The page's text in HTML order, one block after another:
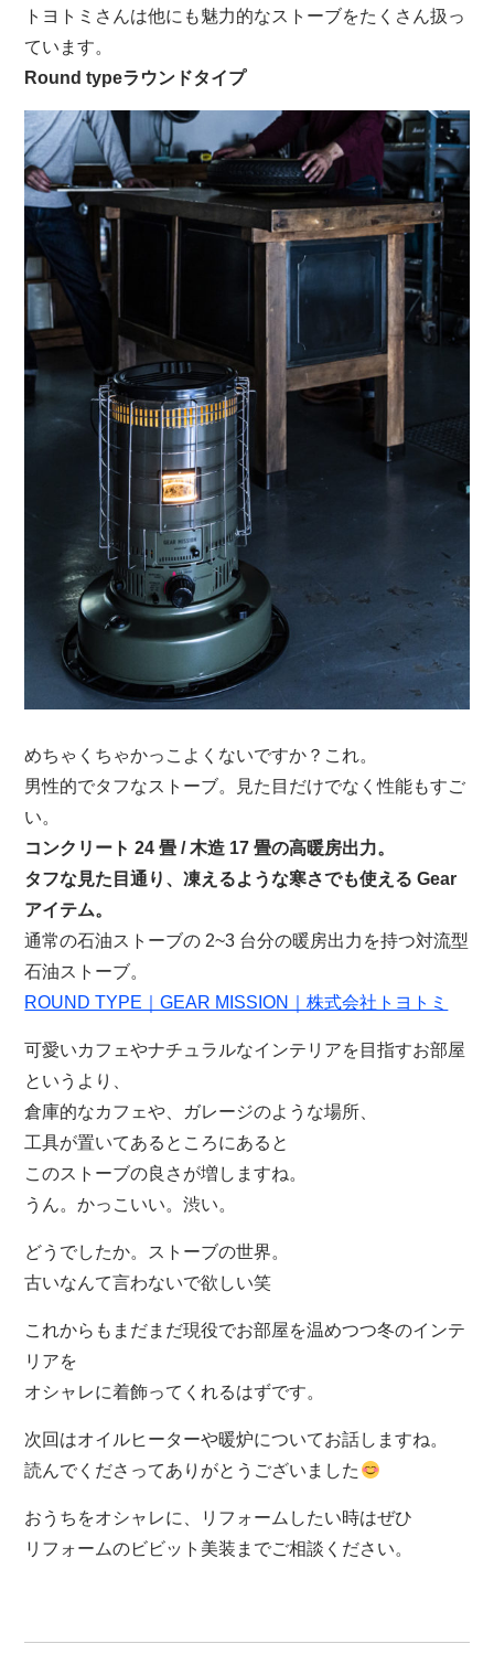
トヨトミさんは他にも魅力的なストーブをたくさん扱っ
ています。
Round typeラウンドタイプ
めちゃくちゃかっこよくないですか？これ。
男性的でタフなストーブ。見た目だけでなく性能もすご
い。
コンクリート 24 畳 / 木造 17 畳の高暖房出力。
タフな見た目通り、凍えるような寒さでも使える Gear
アイテム。
通常の石油ストーブの 2~3 台分の暖房出力を持つ対流型
石油ストーブ。
ROUND TYPE｜GEAR MISSION｜株式会社トヨトミ
可愛いカフェやナチュラルなインテリアを目指すお部屋
というより、
倉庫的なカフェや、ガレージのような場所、
工具が置いてあるところにあると
このストーブの良さが増しますね。
うん。かっこいい。渋い。
どうでしたか。ストーブの世界。
古いなんて言わないで欲しい笑
これからもまだまだ現役でお部屋を温めつつ冬のインテ
リアを
オシャレに着飾ってくれるはずです。
次回はオイルヒーターや暖炉についてお話しますね。
読んでくださってありがとうございました
おうちをオシャレに、リフォームしたい時はぜひ
リフォームのビビット美装までご相談ください。